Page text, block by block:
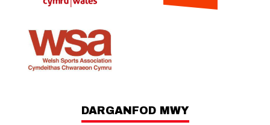
DARGANFOD MWY